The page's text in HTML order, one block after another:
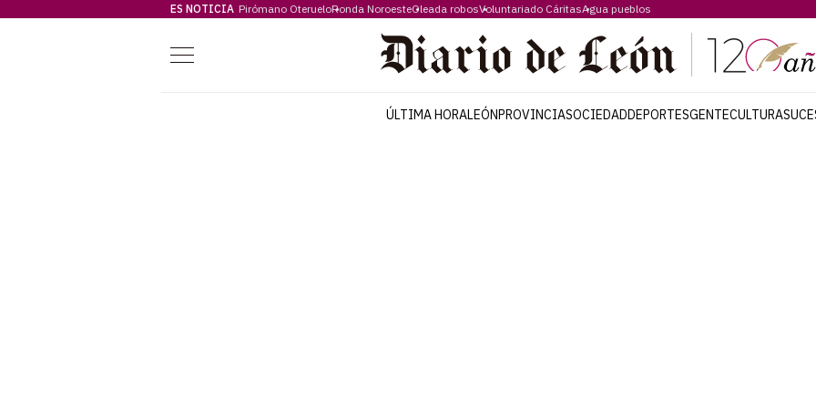
ES NOTICIA Pirómano OterueloRonda NoroesteOleada robosVoluntariado CáritasAgua pueblos
Menú
ÚLTIMA HORALEÓNPROVINCIASOCIEDADDEPORTESGENTECULTURA